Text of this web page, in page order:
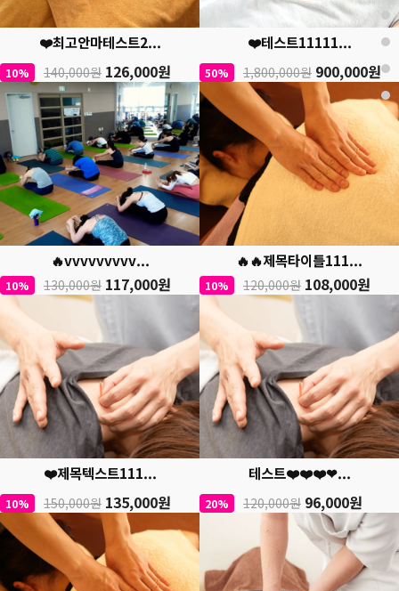
❤️최고안마테스트2...
10% 140,000원 126,000원
❤️테스트11111...
50% 1,800,000원 900,000원
🔥vvvvvvvvv...
10% 130,000원 117,000원
🔥🔥제목타이틀111...
10% 120,000원 108,000원
❤️제목텍스트111...
10% 150,000원 135,000원
테스트❤️❤️❤️❤...
20% 120,000원 96,000원